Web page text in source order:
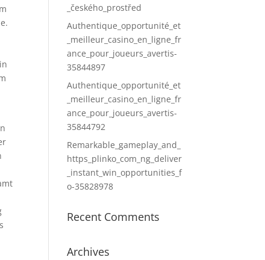
_českého_prostřed
Authentique_opportunité_et
_meilleur_casino_en_ligne_fr
ance_pour_joueurs_avertis-
35844897
Authentique_opportunité_et
_meilleur_casino_en_ligne_fr
ance_pour_joueurs_avertis-
35844792
Remarkable_gameplay_and_
https_plinko_com_ng_deliver
_instant_win_opportunities_f
o-35828978
Recent Comments
Archives